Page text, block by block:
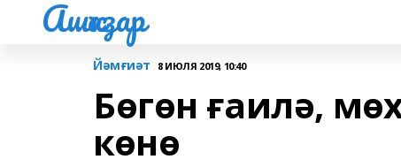
Ашҡаҙар
Йәмғиәт 8 ИЮЛЯ 2019, 10:40
Бөгөн ғаилә,
көнө